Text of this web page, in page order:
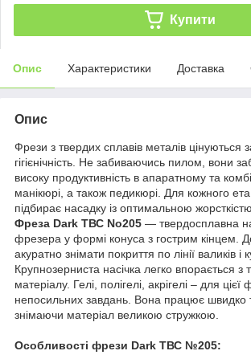
Купити
Опис Характеристики Доставка
Опис
Фрези з твердих сплавів металів цінуються
гігієнічність. Не забиваючись пилом, вони
високу продуктивність в апаратному та
манікюрі, а також педикюрі. Для кожного
підбирає насадку із оптимальною
Фреза Dark ТВС No205 — твердосплавна
фрезера у формі конуса з гострим кінцем.
акуратно знімати покриття по лінії валиків і
Крупнозерниста насічка легко впорається
матеріалу. Гелі, полігелі, акрігелі – для
непосильних завдань. Вона працює швидко
знімаючи матеріал великою стружкою.
Особливості фрези Dark ТВС №205: